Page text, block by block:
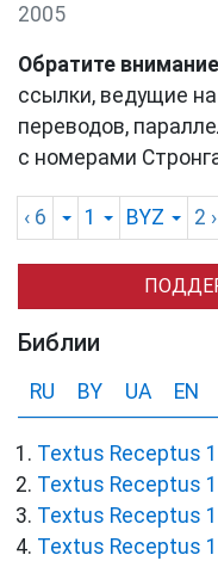
2005
Обратите внимание
ссылки, ведущие
переводов,
с номерами
‹ 6 1 BYZ 2 ›
Библии
RU BY UA EN
Textus Receptus
Textus Receptus
Textus Receptus
Textus Receptus